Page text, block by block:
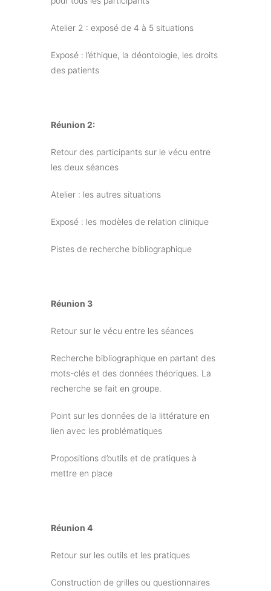
Atelier 2 : exposé de 4 à 5 situations
Exposé : l’éthique, la déontologie, les droits
des patients
Réunion 2:
Retour des participants sur le vécu entre
les deux séances
Atelier : les autres situations
Exposé : les modèles de relation clinique
Pistes de recherche bibliographique
Réunion 3
Retour sur le vécu entre les séances
Recherche bibliographique en partant des
mots-clés et des données théoriques. La
recherche se fait en groupe.
Point sur les données de la littérature en
lien avec les problématiques
Propositions d’outils et de pratiques à
mettre en place
Réunion 4
Retour sur les outils et les pratiques
Construction de grilles ou questionnaires